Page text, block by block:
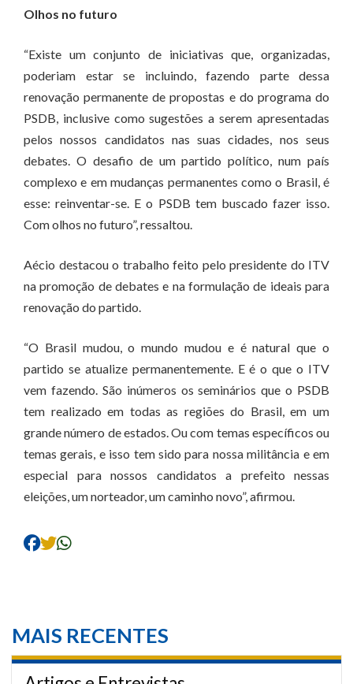
Olhos no futuro
“Existe um conjunto de iniciativas que, organizadas,
poderiam estar se incluindo, fazendo parte dessa
renovação permanente de propostas e do programa do
PSDB, inclusive como sugestões a serem apresentadas
pelos nossos candidatos nas suas cidades, nos seus
debates. O desafio de um partido político, num país
complexo e em mudanças permanentes como o Brasil, é
esse: reinventar-se. E o PSDB tem buscado fazer isso.
Com olhos no futuro”, ressaltou.
Aécio destacou o trabalho feito pelo presidente do ITV
na promoção de debates e na formulação de ideais para
renovação do partido.
“O Brasil mudou, o mundo mudou e é natural que o
partido se atualize permanentemente. E é o que o ITV
vem fazendo. São inúmeros os seminários que o PSDB
tem realizado em todas as regiões do Brasil, em um
grande número de estados. Ou com temas específicos ou
temas gerais, e isso tem sido para nossa militância e em
especial para nossos candidatos a prefeito nessas
eleições, um norteador, um caminho novo”, afirmou.
MAIS RECENTES